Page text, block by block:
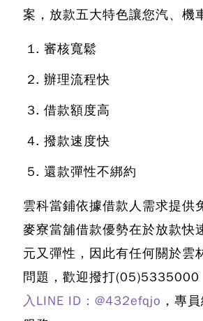
案，放款五大特色讓您汽、機
審核寬鬆
辦理流程快
借款額度高
撥款速度快
還款彈性不綁約
雲科當鋪依據借款人需求提供
麥寮當舖借款優勢在於放款快
元又彈性，因此有任何關於雲
問題，歡迎撥打(05)5335000
入LINE ID：@432efqjo ，專